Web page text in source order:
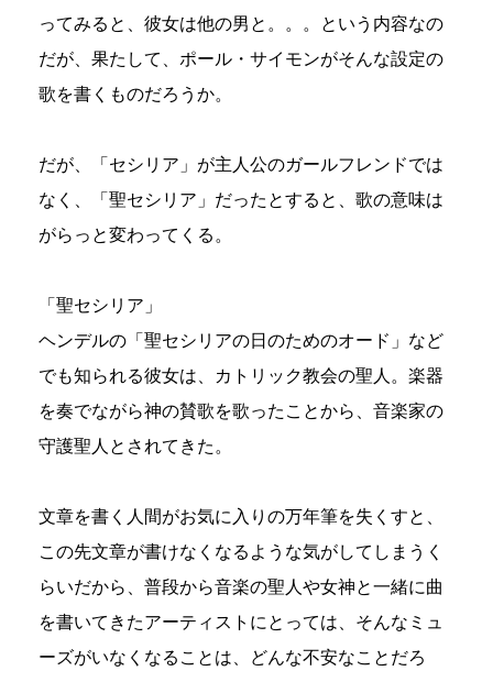
ってみると、彼女は他の男と。。。という内容なの
だが、果たして、ポール・サイモンがそんな設定の
歌を書くものだろうか。
だが、「セシリア」が主人公のガールフレンドでは
なく、「聖セシリア」だったとすると、歌の意味は
がらっと変わってくる。
「聖セシリア」
ヘンデルの「聖セシリアの日のためのオード」など
でも知られる彼女は、カトリック教会の聖人。楽器
を奏でながら神の賛歌を歌ったことから、音楽家の
守護聖人とされてきた。
文章を書く人間がお気に入りの万年筆を失くすと、
この先文章が書けなくなるような気がしてしまうく
らいだから、普段から音楽の聖人や女神と一緒に曲
を書いてきたアーティストにとっては、そんなミュ
ーズがいなくなることは、どんな不安なことだろ